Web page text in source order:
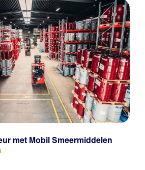
met Mobil Smeermiddelen